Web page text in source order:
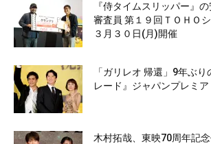
『侍タイムスリッパー』
審査員 第１９回ＴＯＨＯ
３月３０日(月)開催
「ガリレオ 帰還」9年ぶ
レード』ジャパンプレミア
木村拓哉、東映70周年記